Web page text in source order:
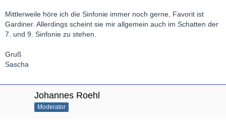
Mittlerweile höre ich die Sinfonie immer noch gerne, Favorit ist
Gardiner. Allerdings scheint sie mir allgemein auch im Schatten der
7. und 9. Sinfonie zu stehen.
Gruß
Sascha
Johannes Roehl
Moderator